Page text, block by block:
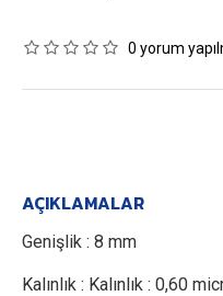
0 yorum
AÇIKLAMALAR
Genişlik : 8 mm
Kalınlık : Kalınlık : 0,60